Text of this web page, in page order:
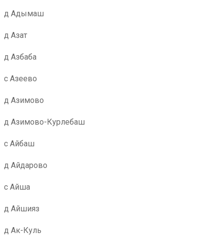
д Адымаш
д Азат
д Азбаба
с Азеево
д Азимово
д Азимово-Курлебаш
с Айбаш
д Айдарово
с Айша
д Айшияз
д Ак-Куль